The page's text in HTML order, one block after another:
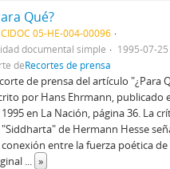
Qué?
05-HE-004-00096
documental simple
1995-07-25
deRecortes de prensa
de prensa del artículo "¿Para
por Hans Ehrmann, publicado
en La Nación, página 36. La
de Hermann Hesse
entre la fuerza poética
... »